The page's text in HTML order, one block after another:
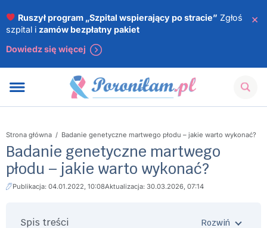
Ruszył program „Szpital wspierający po stracie” Zgłoś
szpital i zamów bezpłatny pakiet
Dowiedz się więcej
×
Strona główna / Badanie genetyczne martwego płodu – jakie warto wykonać?
Badanie genetyczne martwego
płodu – jakie warto wykonać?
Publikacja: 04.01.2022, 10:08Aktualizacja: 30.03.2026, 07:14
Spis treści